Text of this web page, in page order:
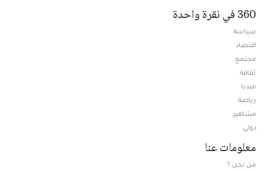
360 في نقرة واحدة
سياسة
اقتصاد
مجتمع
ثقافة
ميديا
رياضة
مشاهير
دولي
معلومات عنا
من نحن ؟